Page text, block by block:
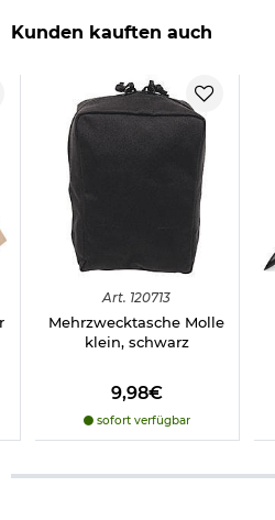
Kunden kauften auch
Art. 120713
Mehrzwecktasche Molle
klein, schwarz
9,98€
sofort verfügbar